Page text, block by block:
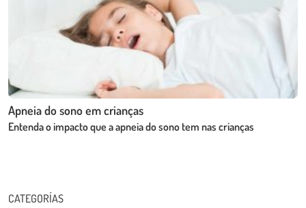
Apneia do sono em crianças
Entenda o impacto que a apneia do sono tem nas crianças
CATEGORÍAS